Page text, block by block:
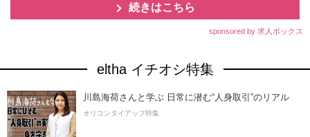
続きはこちら
sponsored by 求人ボックス
eltha イチオシ特集
川島海荷さんと学ぶ 日常に潜む“人身取引”のリアル
オリコンタイアップ特集